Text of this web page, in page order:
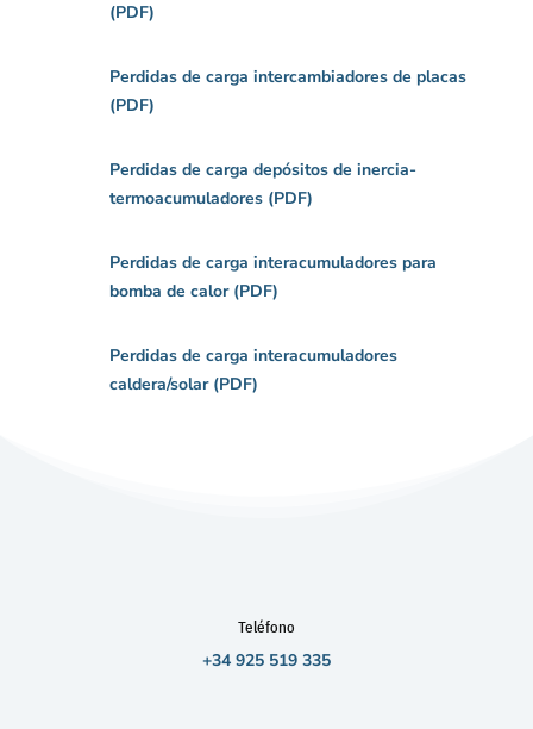
(PDF)
Perdidas de carga intercambiadores de placas
(PDF)
Perdidas de carga depósitos de inercia-
termoacumuladores (PDF)
Perdidas de carga interacumuladores para
bomba de calor (PDF)
Perdidas de carga interacumuladores
caldera/solar (PDF)
Teléfono
+34 925 519 335